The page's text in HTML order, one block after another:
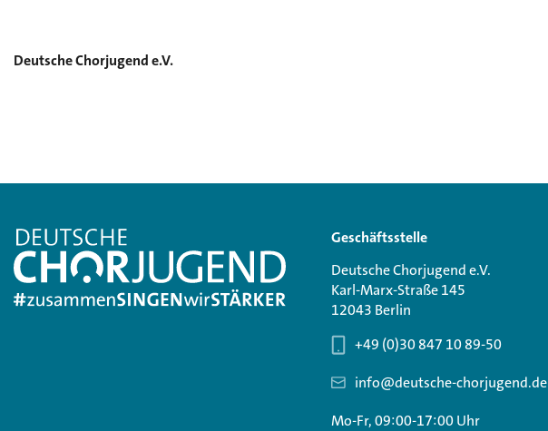
Deutsche Chorjugend e.V.
Geschäftsstelle
Deutsche Chorjugend e.V.
Karl-Marx-Straße 145
12043 Berlin
+49 (0)30 847 10 89-50
info@deutsche-chorjugend.de
Mo-Fr, 09:00-17:00 Uhr